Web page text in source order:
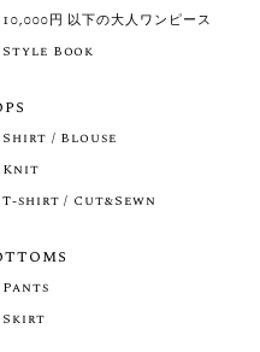
10,000円 以下の大人ワンピース
Style Book
Shirt / Blouse
Knit
T-shirt / Cut&Sewn
Pants
Skirt